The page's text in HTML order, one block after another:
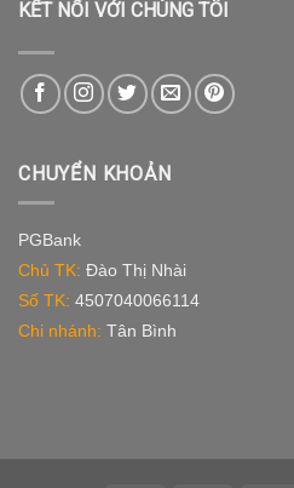
KẾT NỐI VỚI CHÚNG TÔI
CHUYỂN KHOẢN
PGBank
Chủ TK: Đào Thị Nhài
Số TK: 4507040066114
Chi nhánh: Tân Bình